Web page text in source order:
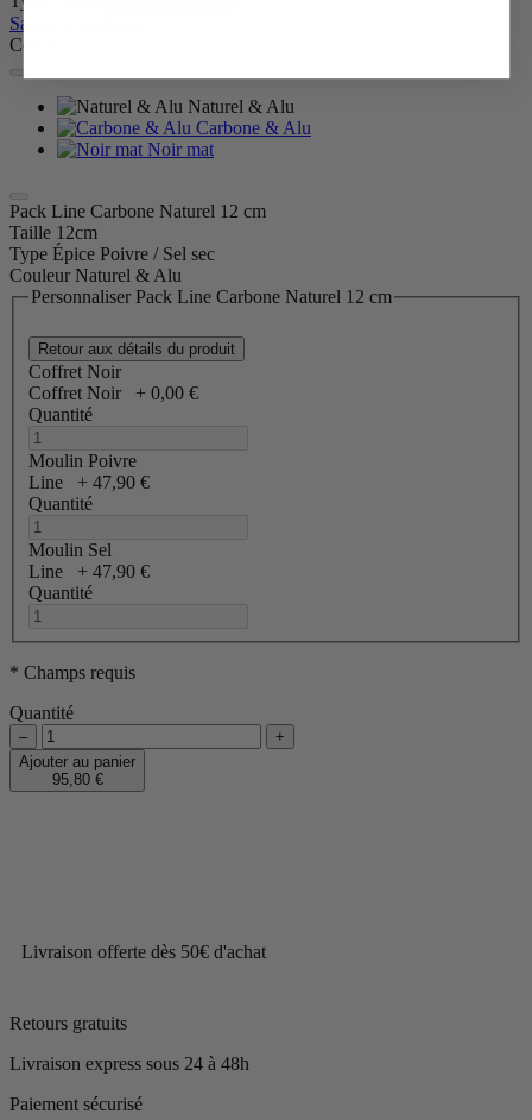
Sauter le carrousel
Couleur
Naturel & Alu
Carbone & Alu
Noir mat
Pack Line Carbone Naturel 12 cm
Taille 12cm
Type Épice Poivre / Sel sec
Couleur Naturel & Alu
Personnaliser Pack Line Carbone Naturel 12 cm
Retour aux détails du produit
Coffret Noir
Coffret Noir
+ 0,00 €
Quantité
Moulin Poivre
Line
+ 47,90 €
Quantité
Moulin Sel
Line
+ 47,90 €
Quantité
* Champs requis
Quantité
–
+
Ajouter au panier
95,80 €
Livraison offerte dès 50€ d'achat
Retours gratuits
Livraison express sous 24 à 48h
Paiement sécurisé